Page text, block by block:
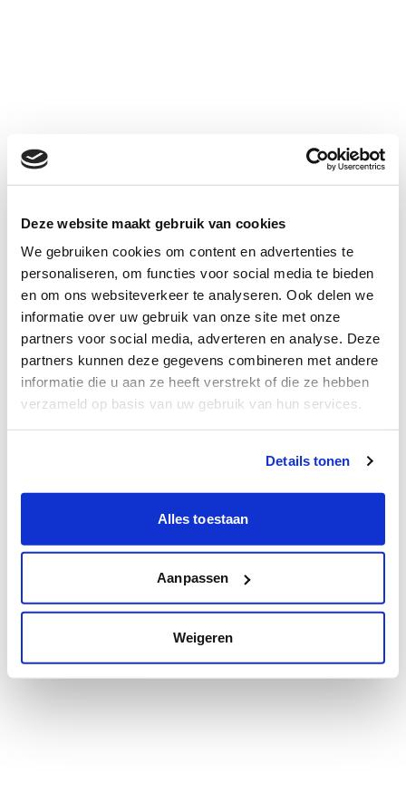
Deze website maakt gebruik van cookies
We gebruiken cookies om content en advertenties te
personaliseren, om functies voor social media te bieden
en om ons websiteverkeer te analyseren. Ook delen we
informatie over uw gebruik van onze site met onze
partners voor social media, adverteren en analyse. Deze
partners kunnen deze gegevens combineren met andere
informatie die u aan ze heeft verstrekt of die ze hebben
verzameld op basis van uw gebruik van hun services.
Details tonen
Alles toestaan
Aanpassen
Weigeren